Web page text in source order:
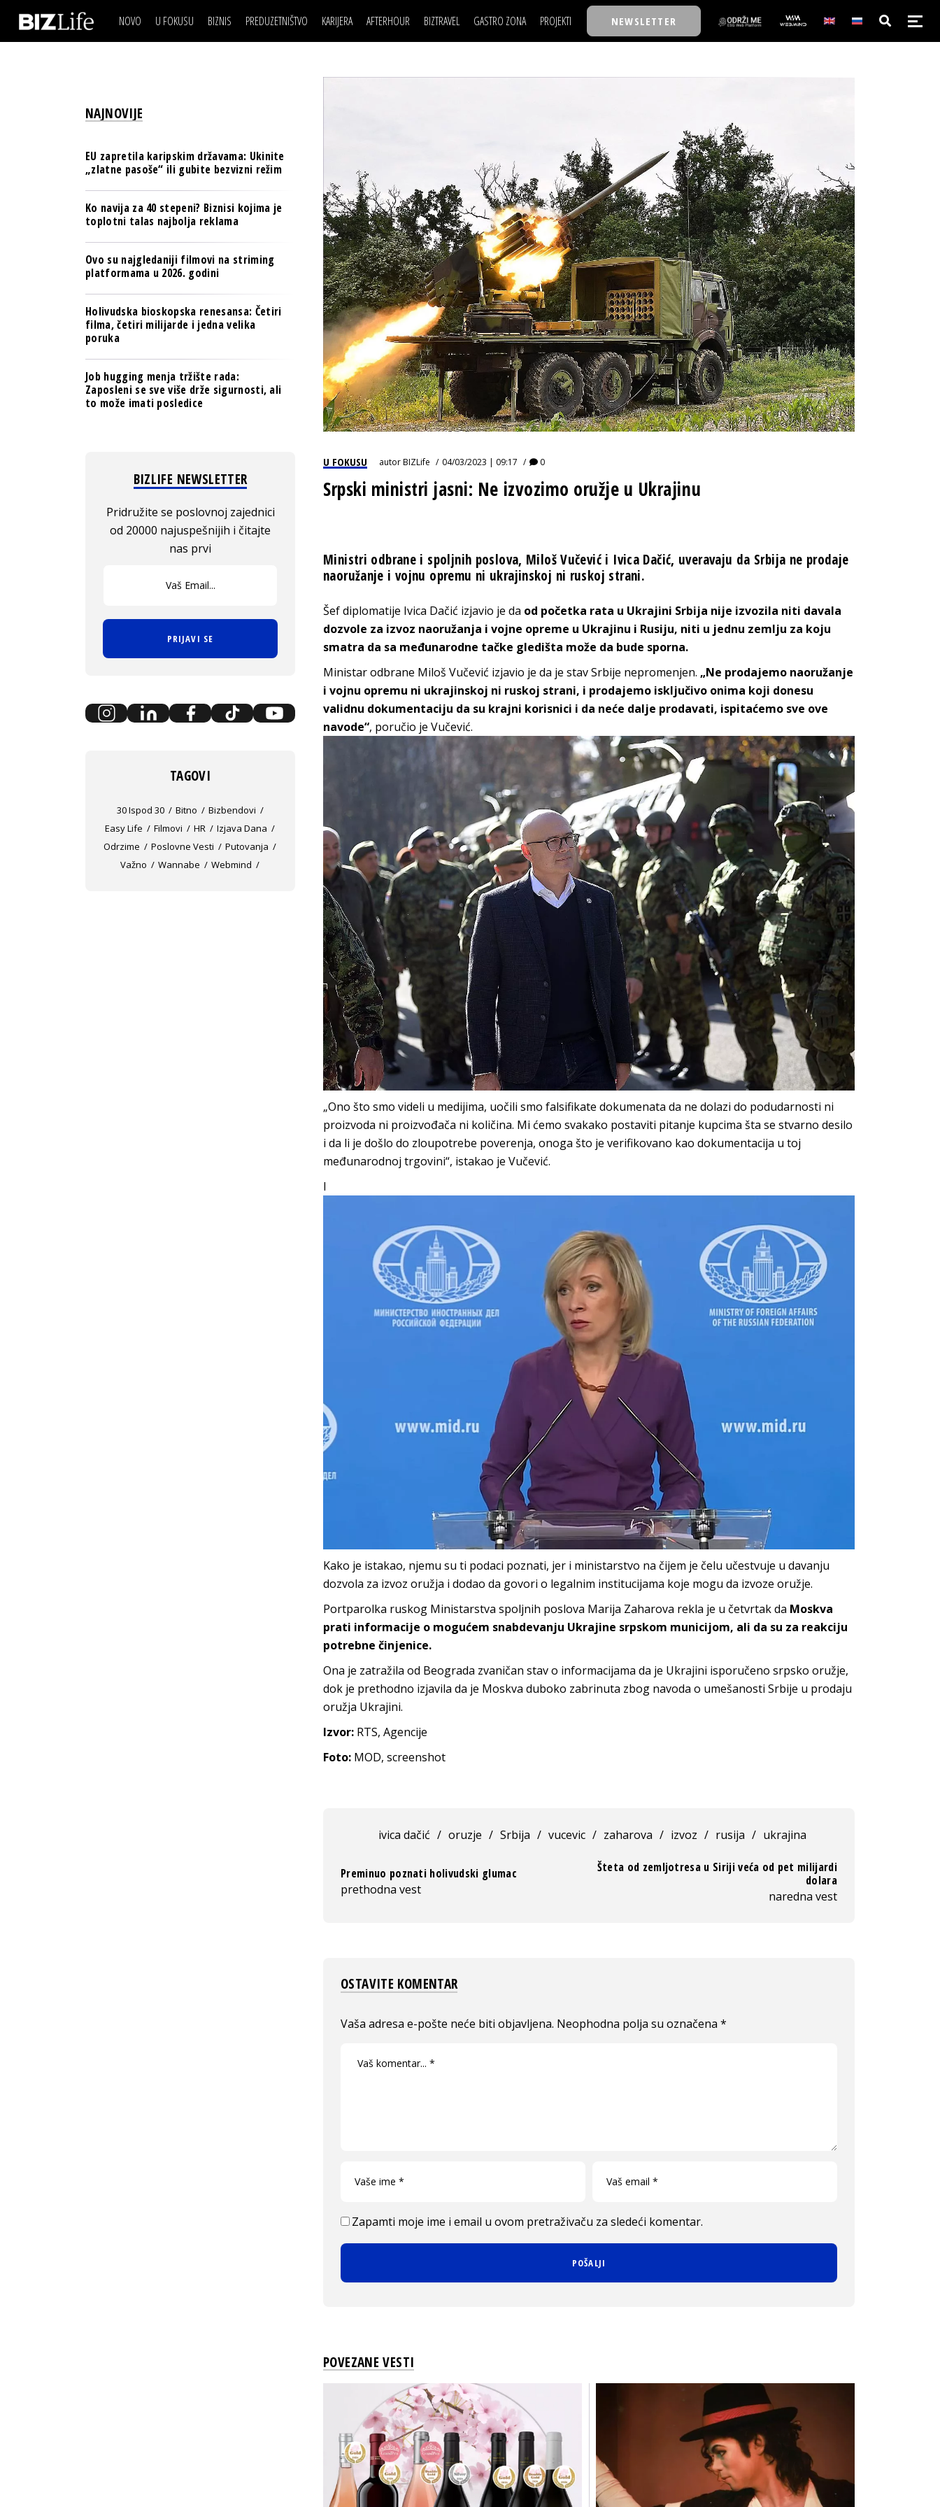
NOVO U FOKUSU BIZNIS
BANKE
OSIGURANJE
TECH I AI
BIZNIS & SPORT
PULS REGIONA
NOVO NA RAFU
PREDUZETNIŠTVO KARIJERA AFTERHOUR BIZTRAVEL GASTRO ZONA PROJEKTI
BIZBENDOVI
BIZKOLEGIJUM
BMW BIZNIS LIGA
BIZLIFE WEEK
IZJAVA GODINE
NEWSLETTER
IZJAVA DANABIZNIS SCENA
BREND I KOMUNIKACIJE
OSIGURANJE
TECH I AI
PULS REGIONA
POSAO
MOJ UGAO
FILM I SCENA
AUTO SVET
NAJKOLEGA
30 ISPOD 30
BMW BIZNIS LIGA
BIZLIFE WEEK
IZJAVA GODINE
U FOKUSU autorBIZLife 04/03/2023 | 09:17 0
Srpski ministri jasni: Ne izvozimo oružje u Ukrajinu
Ministri odbrane i spoljnih poslova, Miloš Vučević i Ivica Dačić, uveravaju da Srbija ne prodaje
naoružanje i vojnu opremu ni ukrajinskoj ni ruskoj strani.
Šef diplomatije Ivica Dačić izjavio je da od početka rata u Ukrajini Srbija nije izvozila niti davala
dozvole za izvoz naoružanja i vojne opreme u Ukrajinu i Rusiju, niti u jednu zemlju za koju
smatra da sa međunarodne tačke gledišta može da bude sporna.
Ministar odbrane Miloš Vučević izjavio je da je stav Srbije nepromenjen. „Ne prodajemo naoružanje
i vojnu opremu ni ukrajinskoj ni ruskoj strani, i prodajemo isključivo onima koji donesu
validnu dokumentaciju da su krajni korisnici i da neće dalje prodavati, ispitaćemo sve ove
navode“, poručio je Vučević.
„Ono što smo videli u medijima, uočili smo falsifikate dokumenata da ne dolazi do podudarnosti ni
proizvoda ni proizvođača ni količina. Mi ćemo svakako postaviti pitanje kupcima šta se stvarno desilo
i da li je došlo do zloupotrebe poverenja, onoga što je verifikovano kao dokumentacija u toj
međunarodnoj trgovini“, istakao je Vučević.
I
Kako je istakao, njemu su ti podaci poznati, jer i ministarstvo na čijem je čelu učestvuje u davanju
dozvola za izvoz oružja i dodao da govori o legalnim institucijama koje mogu da izvoze oružje.
Portparolka ruskog Ministarstva spoljnih poslova Marija Zaharova rekla je u četvrtak da Moskva
prati informacije o mogućem snabdevanju Ukrajine srpskom municijom, ali da su za reakciju
potrebne činjenice.
Ona je zatražila od Beograda zvaničan stav o informacijama da je Ukrajini isporučeno srpsko oružje,
dok je prethodno izjavila da je Moskva duboko zabrinuta zbog navoda o umešanosti Srbije u prodaju
oružja Ukrajini.
Izvor: RTS, Agencije
Foto: MOD, screenshot
ivica dačić / oruzje / Srbija / vucevic / zaharova / izvoz / rusija / ukrajina
Preminuo poznati holivudski glumac
prethodna vest
Šteta od zemljotresa u Siriji veća od pet milijardi
dolara
naredna vest
OSTAVITE KOMENTAR
Vaša adresa e-pošte neće biti objavljena. Neophodna polja su označena *
Zapamti moje ime i email u ovom pretraživaču za sledeći komentar.
POVEZANE VESTI
NAJNOVIJE
EU zapretila karipskim državama: Ukinite
„zlatne pasoše“ ili gubite bezvizni režim
Ko navija za 40 stepeni? Biznisi kojima je
toplotni talas najbolja reklama
Ovo su najgledaniji filmovi na striming
platformama u 2026. godini
Holivudska bioskopska renesansa: Četiri
filma, četiri milijarde i jedna velika
poruka
Job hugging menja tržište rada:
Zaposleni se sve više drže sigurnosti, ali
to može imati posledice
BIZLIFE NEWSLETTER
Pridružite se poslovnoj zajednici
od 20000 najuspešnijih i čitajte
nas prvi
PRIJAVI SE
TAGOVI
30 Ispod 30 Bitno
Bizbendovi
Easy Life
Filmovi HR
Izjava Dana
Odrzime
Poslovne Vesti
Putovanja
Važno
Wannabe Webmind